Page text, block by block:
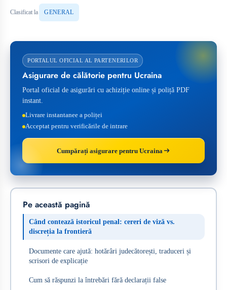
Clasificat la GENERAL
PORTALUL OFICIAL AL PARTENERILOR
Asigurare de călătorie pentru Ucraina
Portal oficial de asigurări cu achiziție online și poliță PDF
instant.
Livrare instantanee a poliței
Acceptat pentru verificările de intrare
Cumpărați asigurare pentru Ucraina
Pe această pagină
Când contează istoricul penal: cereri de viză vs.
discreția la frontieră
Documente care ajută: hotărâri judecătorești, traduceri și
scrisori de explicație
Cum să răspunzi la întrebări fără declarații false